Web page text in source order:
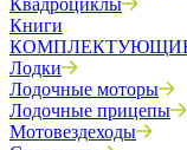
Квадроциклы
Книги
КОМПЛЕКТУЮЩИЕ
Лодки
Лодочные моторы
Лодочные прицепы
Мотовездеходы